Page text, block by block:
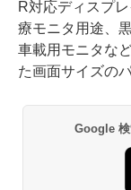
R対応ディスプ
療モニタ用途、
車載用モニタな
た画面サイズの
Google 検